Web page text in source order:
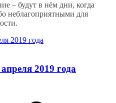
– будут в нём дни, когда
неблагоприятными для
2019 года